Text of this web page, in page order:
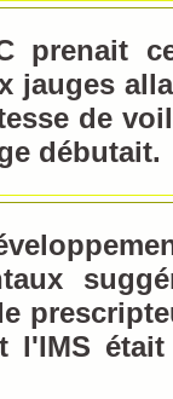
prenait
jauges
de
débutait.